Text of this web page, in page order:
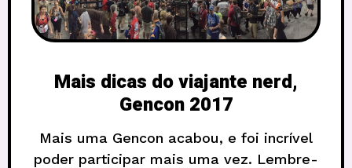
Mais dicas do viajante nerd,
Gencon 2017
Mais uma Gencon acabou, e foi incrível
poder participar mais uma vez. Lembre-